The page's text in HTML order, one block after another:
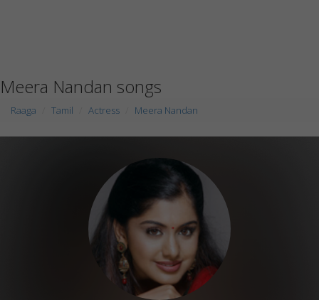
Meera Nandan songs
Raaga Tamil Actress Meera Nandan